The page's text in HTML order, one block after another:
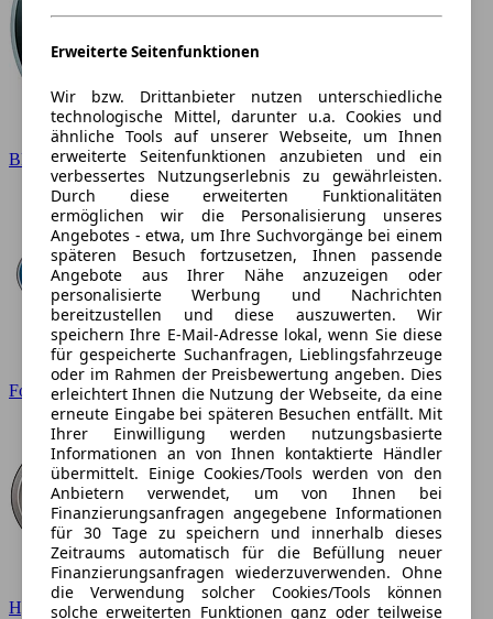
BMW
Ford
Hyundai
Erweiterte Seitenfunktionen
Wir bzw. Drittanbieter nutzen unterschiedliche
technologische Mittel, darunter u.a. Cookies und
ähnliche Tools auf unserer Webseite, um Ihnen
erweiterte Seitenfunktionen anzubieten und ein
verbessertes Nutzungserlebnis zu gewährleisten.
Durch diese erweiterten Funktionalitäten
ermöglichen wir die Personalisierung unseres
Angebotes - etwa, um Ihre Suchvorgänge bei einem
späteren Besuch fortzusetzen, Ihnen passende
Angebote aus Ihrer Nähe anzuzeigen oder
personalisierte Werbung und Nachrichten
bereitzustellen und diese auszuwerten. Wir
speichern Ihre E-Mail-Adresse lokal, wenn Sie diese
für gespeicherte Suchanfragen, Lieblingsfahrzeuge
oder im Rahmen der Preisbewertung angeben. Dies
erleichtert Ihnen die Nutzung der Webseite, da eine
erneute Eingabe bei späteren Besuchen entfällt. Mit
Ihrer Einwilligung werden nutzungsbasierte
Informationen an von Ihnen kontaktierte Händler
übermittelt. Einige Cookies/Tools werden von den
Anbietern verwendet, um von Ihnen bei
Finanzierungsanfragen angegebene Informationen
für 30 Tage zu speichern und innerhalb dieses
Zeitraums automatisch für die Befüllung neuer
Finanzierungsanfragen wiederzuverwenden. Ohne
die Verwendung solcher Cookies/Tools können
solche erweiterten Funktionen ganz oder teilweise